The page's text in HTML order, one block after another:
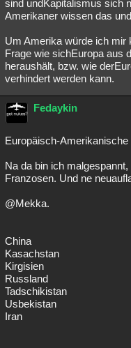
sind undKapitalismus sich
Amerikaner wissen das
Um Amerika würde ich mir
Frage wie sichEuropa aus
heraushält, bzw. wie
verhindert werden kann.
Fedaykin
Europäisch-
Na da bin ich
Franzosen. Und ne
@Mekka.
China
Kasachstan
Kirgisien
Russland
Tadschikistan
Usbekistan
Iran